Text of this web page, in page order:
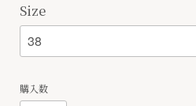
Size
購入数